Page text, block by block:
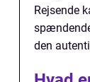
Rejsende
den